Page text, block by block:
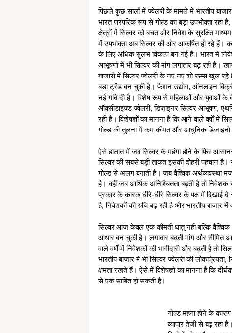
पिछले कुछ सालों में ज्वेलरी के मामले में भारतीय
भारत पारंपरिक रूप से गोल्ड का बड़ा उपभोक्ता रहा
क्षेत्रों में सिल्वर को बचत और निवेश के सुरक्षित
में उपभोक्ता अब सिल्वर की ओर आकर्षित हो रहे हैं।
के लिए अधिक सुलभ विकल्प बन गई है। भारत में
आभूषणों में भी सिल्वर की मांग लगातार बढ़ रही है।
बाजारों में सिल्वर ज्वेलरी के नए नए शो रूम्स खुल रहे
बड़ा ट्रेंड बन चुकी है। फैशन उद्योग, ऑनलाइन
नई गति दी है। विशेष रूप से महिलाओं और युवाओं के
ऑक्सीडाइज्ड ज्वेलरी, डिजाइनर सिल्वर आभूषण,
रही है। विशेषज्ञों का मानना है कि आने वाले वर्षों में
गोल्ड की तुलना में कम कीमत और आधुनिक
ऐसे हालात में जब सिल्वर के महंगा होने के फिर
सिल्वर की सबसे बड़ी ताकत इसकी दोहरी पहचान
गोल्ड से अलग बनाती है। जब वैश्विक अर्थव्यवस्था
है। वहीं जब आर्थिक अनिश्चितता बढ़ती है तो
प्रकार के कारक धीरे-धीरे सिल्वर के पक्ष में दिखाई
है, निवेशकों की रुचि बढ़ रही है और भारतीय बाजार
सिल्वर आज केवल एक कीमती धातु नहीं बल्कि वैश्विक
आधार बन चुकी है। लगातार बढ़ती मांग और सीमित
वाले वर्षों में निवेशकों की भागीदारी और बढ़ती है
भारतीय बाजार में भी सिल्वर ज्वेलरी की
क्षमता रखते हैं। ऐसे में विशेषज्ञों का मानना है कि
से एक साबित हो सकती है।
गोल्ड महंगा होने के कारण
व्यापार तेजी से बढ़ रहा